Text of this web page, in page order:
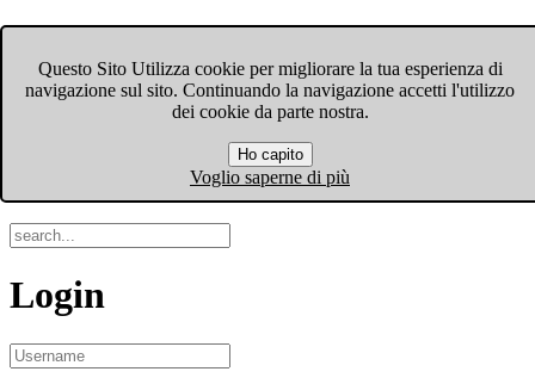
Questo Sito Utilizza cookie per migliorare la tua esperienza di
navigazione sul sito. Continuando la navigazione accetti l'utilizzo
dei cookie da parte nostra.
Ho capito
Voglio saperne di più
Menu
Login